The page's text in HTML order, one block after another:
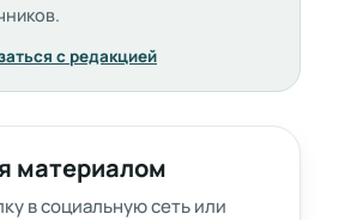
с редакцией
материалом
в социальную сеть или